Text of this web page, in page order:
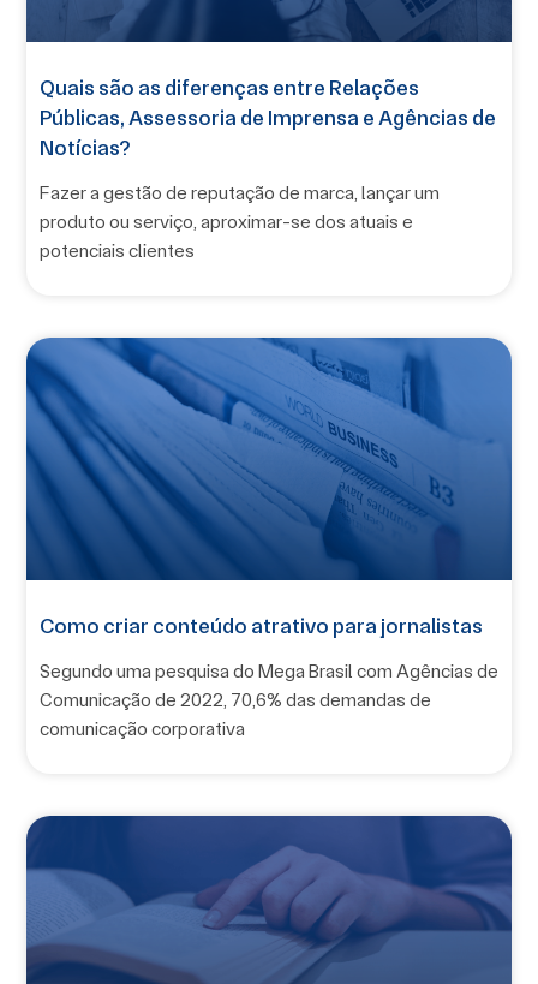
Quais são as diferenças entre Relações
Públicas, Assessoria de Imprensa e Agências de
Notícias?
Fazer a gestão de reputação de marca, lançar um
produto ou serviço, aproximar-se dos atuais e
potenciais clientes
Como criar conteúdo atrativo para jornalistas
Segundo uma pesquisa do Mega Brasil com Agências de
Comunicação de 2022, 70,6% das demandas de
comunicação corporativa